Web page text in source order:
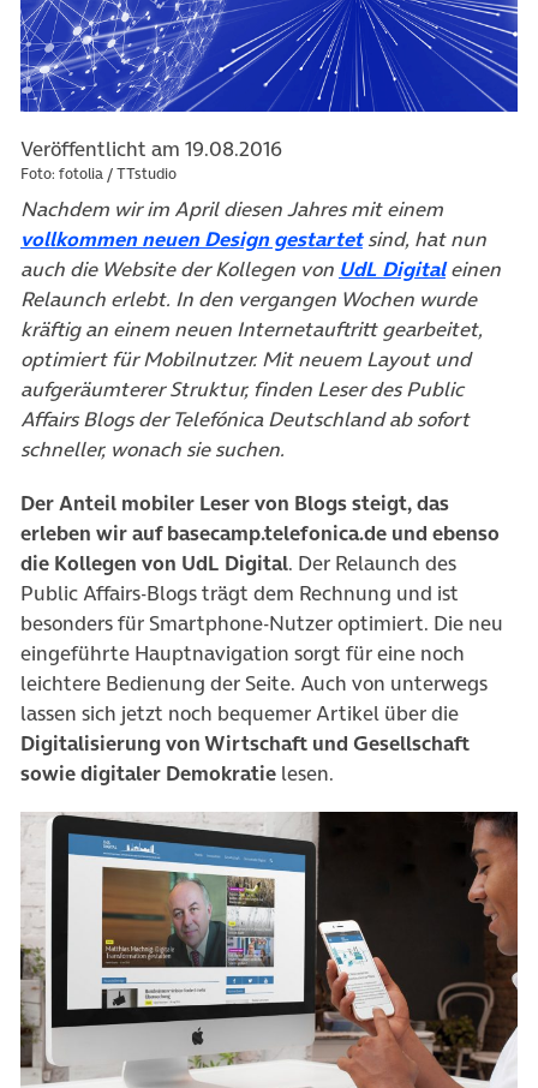
Veröffentlicht am 19.08.2016
Foto: fotolia / TTstudio
Nachdem wir im April diesen Jahres mit einem
vollkommen neuen Design gestartetsind, hat nun
auch die Website der Kollegen von UdL Digitaleinen
Relaunch erlebt. In den vergangen Wochen wurde
kräftig an einem neuen Internetauftritt gearbeitet,
optimiert für Mobilnutzer. Mit neuem Layout und
aufgeräumterer Struktur, finden Leser des Public
Affairs Blogs der Telefónica Deutschland ab sofort
schneller, wonach sie suchen.
Der Anteil mobiler Leser von Blogs steigt, das
erleben wir auf basecamp.telefonica.de und ebenso
die Kollegen von UdL Digital. Der Relaunch des
Public Affairs-Blogs trägt dem Rechnung und ist
besonders für Smartphone-Nutzer optimiert. Die neu
eingeführte Hauptnavigation sorgt für eine noch
leichtere Bedienung der Seite. Auch von unterwegs
lassen sich jetzt noch bequemer Artikel über die
Digitalisierung von Wirtschaft und Gesellschaft
sowie digitaler Demokratie lesen.